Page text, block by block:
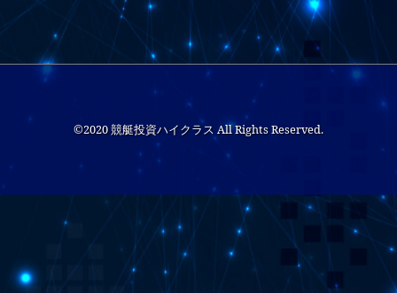
©2020 競艇投資ハイクラス All Rights Reserved.